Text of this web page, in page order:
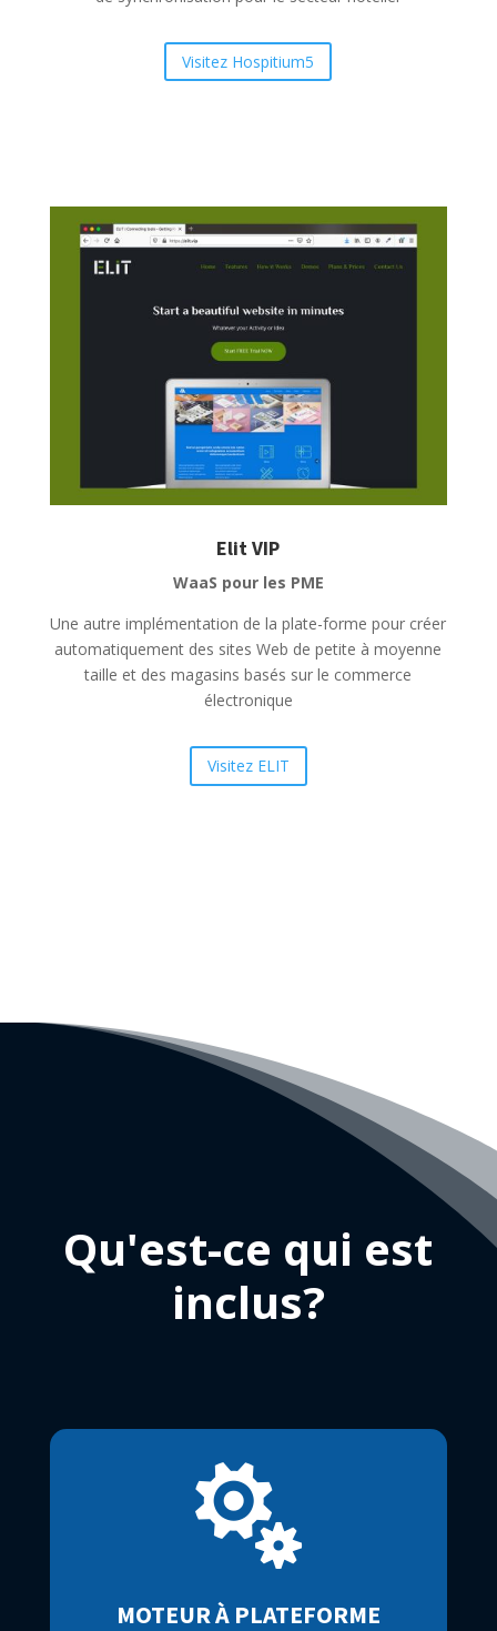
Visitez Hospitium5
Elit VIP
WaaS pour les PME
Une autre implémentation de la plate-forme pour créer
automatiquement des sites Web de petite à moyenne
taille et des magasins basés sur le commerce
électronique
Visitez ELIT
Qu'est-ce qui est
inclus?

MOTEUR À PLATEFORME